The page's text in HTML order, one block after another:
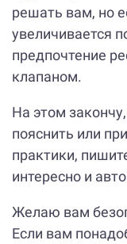
решать вам, но
увеличивается
предпочтение
клапаном.
На этом
пояснить или
практики,
интересно и
Желаю вам
Если вам